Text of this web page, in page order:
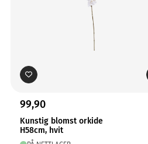
99,90
Kunstig blomst orkide
H58cm, hvit